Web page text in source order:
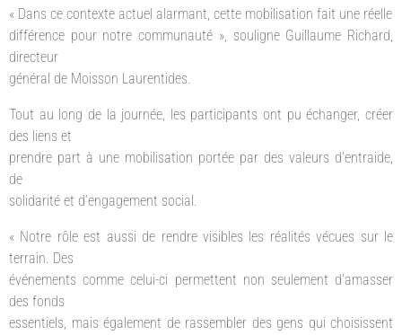
« Dans ce contexte actuel alarmant, cette mobilisation fait une réelle
différence pour notre communauté », souligne Guillaume Richard,
directeur
général de Moisson Laurentides.
Tout au long de la journée, les participants ont pu échanger, créer
des liens et
prendre part à une mobilisation portée par des valeurs d’entraide,
de
solidarité et d’engagement social.
« Notre rôle est aussi de rendre visibles les réalités vécues sur le
terrain. Des
événements comme celui-ci permettent non seulement d’amasser
des fonds
essentiels, mais également de rassembler des gens qui choisissent